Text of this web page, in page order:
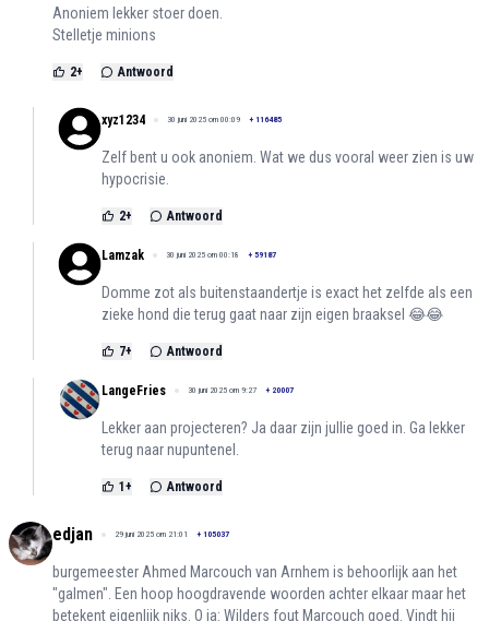
Anoniem lekker stoer doen.
Stelletje minions
2+ Antwoord
xyz1234 30 juni 2025 om 00:09 + 116485
Zelf bent u ook anoniem. Wat we dus vooral weer zien is uw
hypocrisie.
2+ Antwoord
Lamzak 30 juni 2025 om 00:18 + 59187
Domme zot als buitenstaandertje is exact het zelfde als een
zieke hond die terug gaat naar zijn eigen braaksel 😂😂
7+ Antwoord
LangeFries 30 juni 2025 om 9:27 + 20007
Lekker aan projecteren? Ja daar zijn jullie goed in. Ga lekker
terug naar nupuntenel.
1+ Antwoord
edjan 29 juni 2025 om 21:01 + 105037
burgemeester Ahmed Marcouch van Arnhem is behoorlijk aan het
"galmen". Een hoop hoogdravende woorden achter elkaar maar het
betekent eigenlijk niks. O ja: Wilders fout Marcouch goed. Vindt hij